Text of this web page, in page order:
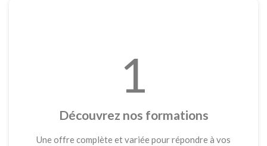
1
Découvrez nos formations
Une offre complète et variée pour répondre à vos